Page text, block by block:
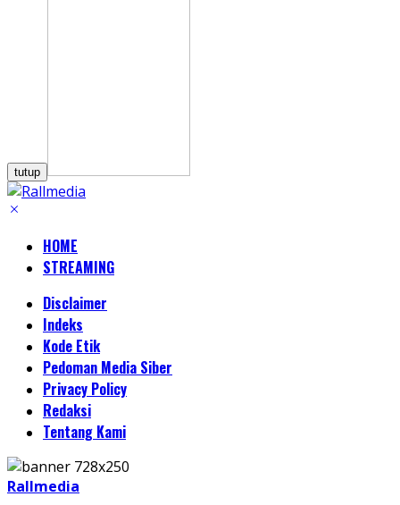
tutup
HOME
STREAMING
Disclaimer
Indeks
Kode Etik
Pedoman Media Siber
Privacy Policy
Redaksi
Tentang Kami
Rallmedia